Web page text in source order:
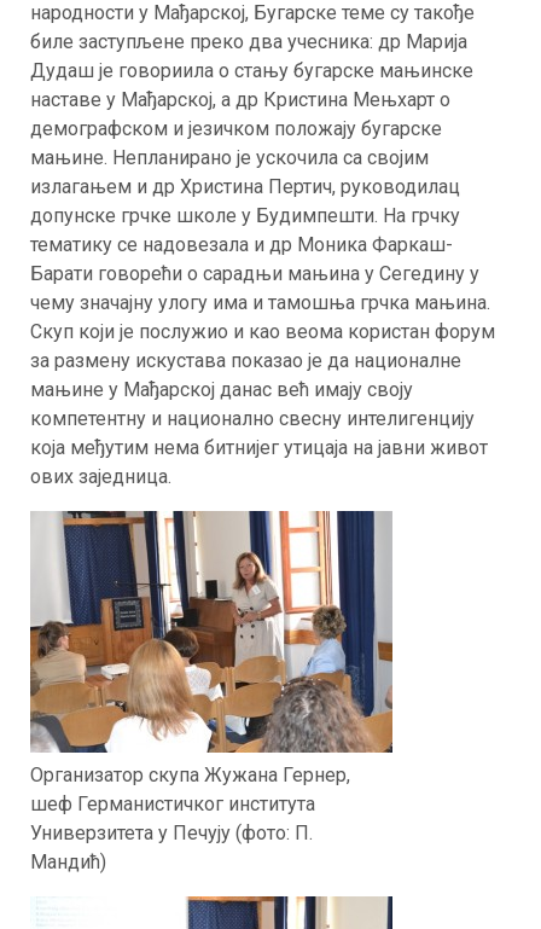
народности у Мађарској, Бугарске теме су такође
биле заступљене преко два учесника: др Марија
Дудаш је говориила о стању бугарске мањинске
наставе у Мађарској, а др Кристина Мењхарт о
демографском и језичком положају бугарске
мањине. Непланирано је ускочила са својим
излагањем и др Христина Пертич, руководилац
допунске грчке школе у Будимпешти. На грчку
тематику се надовезала и др Моника Фаркаш-
Барати говорећи о сарадњи мањина у Сегедину у
чему значајну улогу има и тамошња грчка мањина.
Скуп који је послужио и као веома користан форум
за размену искустава показао је да националне
мањине у Мађарској данас већ имају своју
компетентну и национално свесну интелигенцију
која међутим нема битнијег утицаја на јавни живот
ових заједница.
Организатор скупа Жужана Гернер,
шеф Германистичког института
Универзитета у Печују (фото: П.
Мандић)